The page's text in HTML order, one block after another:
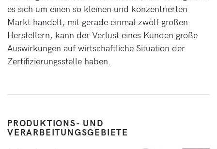
es sich um einen so kleinen und konzentrierten
Markt handelt, mit gerade einmal zwölf großen
Herstellern, kann der Verlust eines Kunden große
Auswirkungen auf wirtschaftliche Situation der
Zertifizierungsstelle haben.
PRODUKTIONS- UND
VERARBEITUNGSGEBIETE